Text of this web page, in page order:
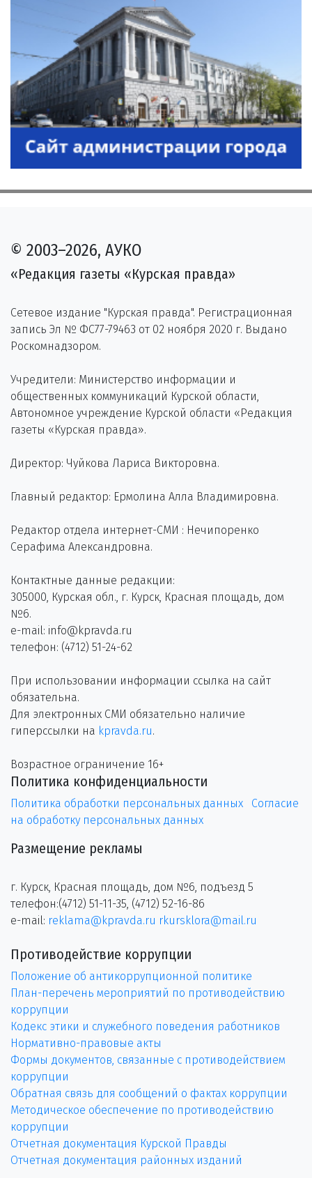
© 2003–2026, АУКО
«Редакция газеты «Курская правда»
Сетевое издание "Курская правда". Регистрационная
запись Эл № ФС77-79463 от 02 ноября 2020 г. Выдано
Роскомнадзором.
Учредители: Министерство информации и
общественных коммуникаций Курской области,
Автономное учреждение Курской области «Редакция
газеты «Курская правда».
Директор: Чуйкова Лариса Викторовна.
Главный редактор: Ермолина Алла Владимировна.
Редактор отдела интернет-СМИ : Нечипоренко
Серафима Александровна.
Контактные данные редакции:
305000, Курская обл., г. Курск, Красная площадь, дом
№6.
e-mail: info@kpravda.ru
телефон: (4712) 51-24-62
При использовании информации ссылка на сайт
обязательна.
Для электронных СМИ обязательно наличие
гиперссылки на kpravda.ru.
Возрастное ограничение 16+
Политика конфиденциальности
Политика обработки персональных данных
Согласие
на обработку персональных данных
Размещение рекламы
г. Курск, Красная площадь, дом №6, подъезд 5
телефон:(4712) 51-11-35, (4712) 52-16-86
e-mail: reklama@kpravda.ru rkursklora@mail.ru
Противодействие коррупции
Положение об антикоррупционной политике
План-перечень мероприятий по противодействию
коррупции
Кодекс этики и служебного поведения работников
Нормативно-правовые акты
Формы документов, связанные с противодействием
коррупции
Обратная связь для сообщений о фактах коррупции
Методическое обеспечение по противодействию
коррупции
Отчетная документация Курской Правды
Отчетная документация районных изданий